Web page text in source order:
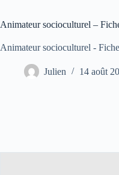
Animateur socioculturel –
Animateur socioculturel -
Julien 14 août